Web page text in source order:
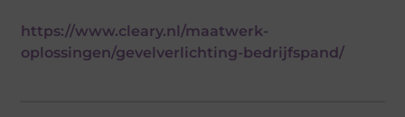
https://www.cleary.nl/maatwerk-
oplossingen/gevelverlichting-bedrijfspand/